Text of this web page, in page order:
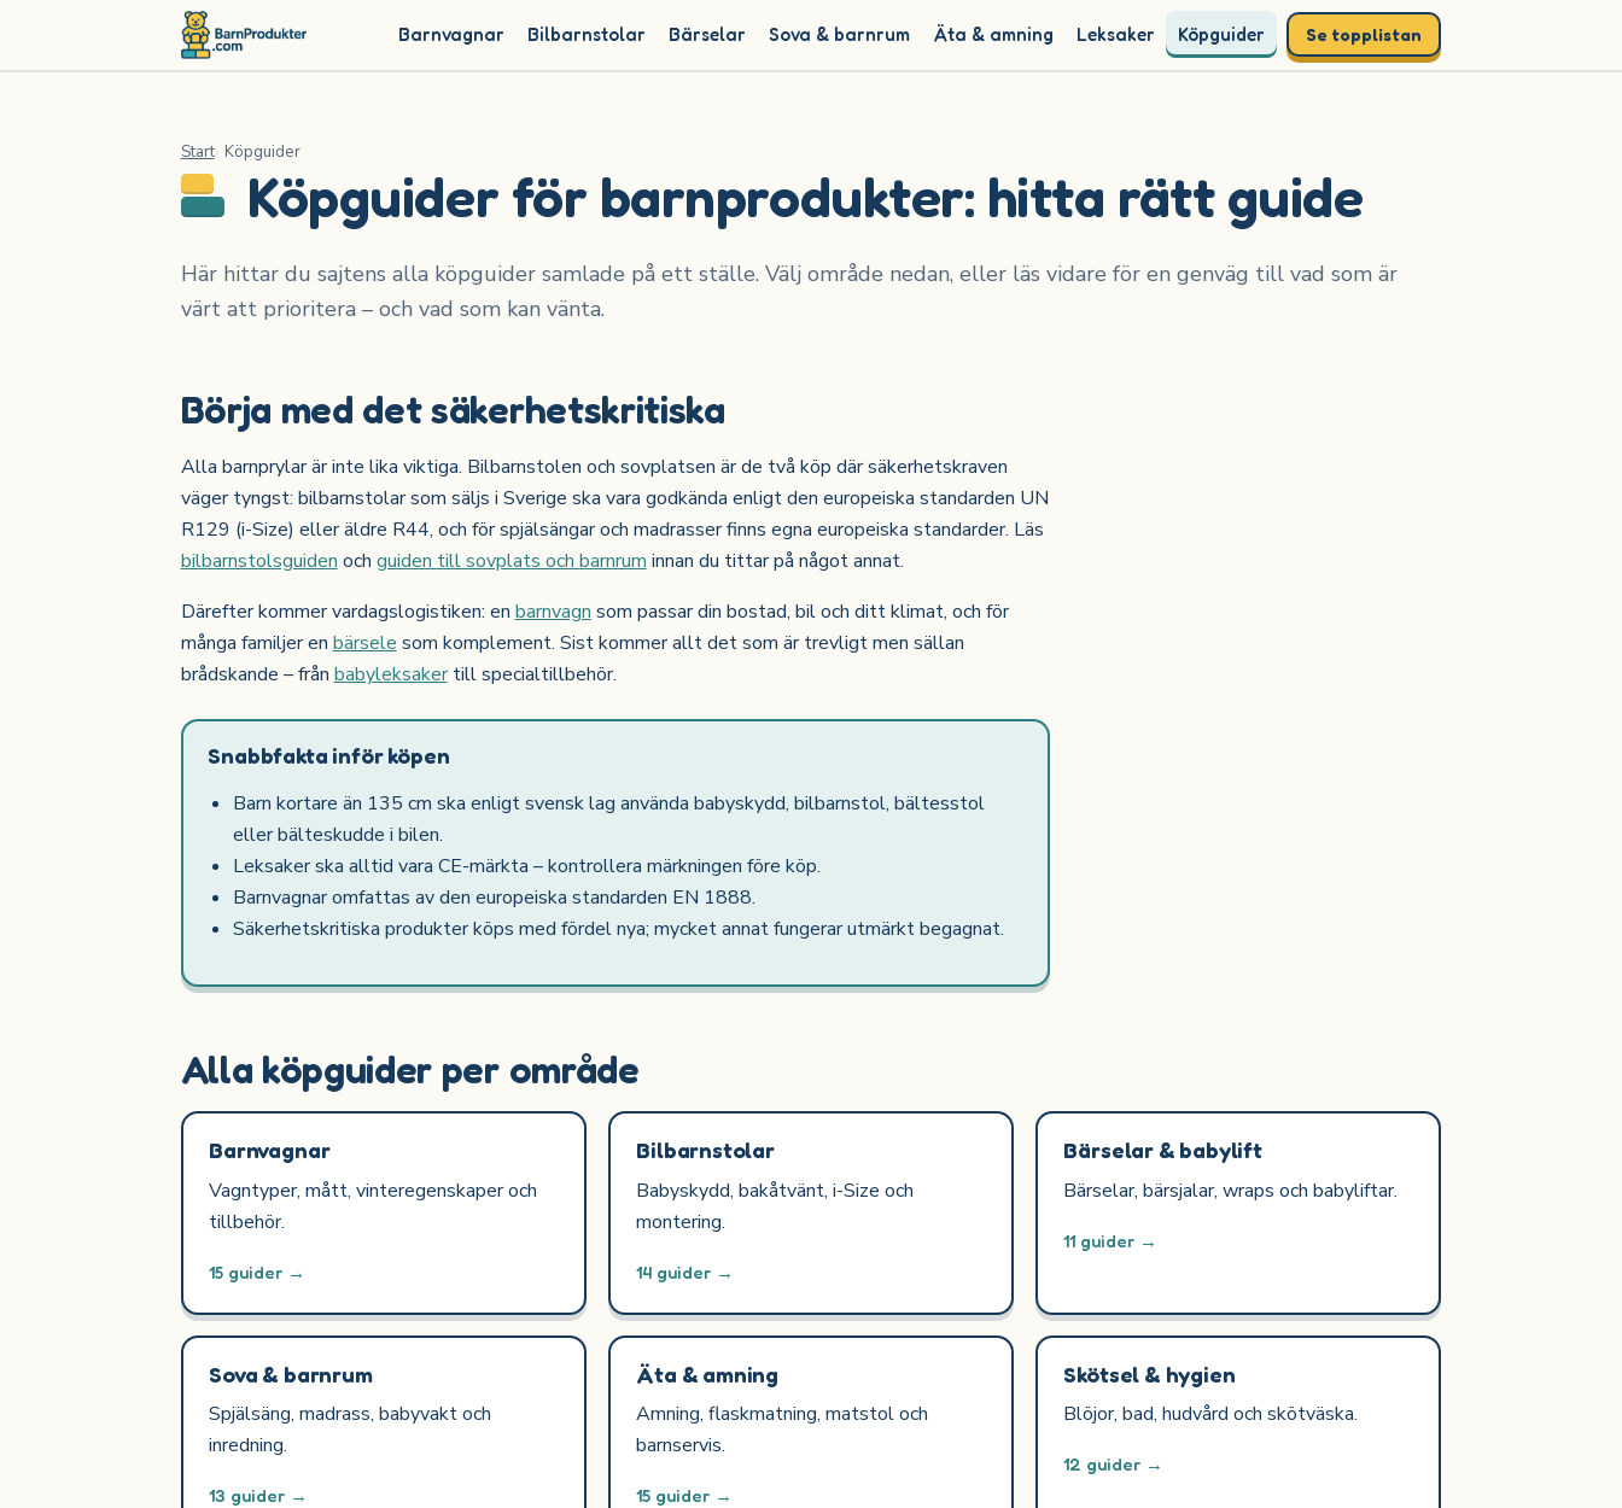
Barnvagnar Bilbarnstolar Bärselar Sova & barnrum Äta & amning Leksaker Köpguider Se topplistan
Start Köpguider
Köpguider för barnprodukter: hitta rätt guide
Här hittar du sajtens alla köpguider samlade på ett ställe. Välj område nedan, eller läs vidare för en genväg till vad som är
värt att prioritera – och vad som kan vänta.
Börja med det säkerhetskritiska
Alla barnprylar är inte lika viktiga. Bilbarnstolen och sovplatsen är de två köp där säkerhetskraven
väger tyngst: bilbarnstolar som säljs i Sverige ska vara godkända enligt den europeiska standarden UN
R129 (i-Size) eller äldre R44, och för spjälsängar och madrasser finns egna europeiska standarder. Läs
bilbarnstolsguiden och guiden till sovplats och barnrum innan du tittar på något annat.
Därefter kommer vardagslogistiken: en barnvagn som passar din bostad, bil och ditt klimat, och för
många familjer en bärsele som komplement. Sist kommer allt det som är trevligt men sällan
brådskande – från babyleksakertill specialtillbehör.
Snabbfakta inför köpen
Barn kortare än 135 cm ska enligt svensk lag använda babyskydd, bilbarnstol, bältesstol
eller bälteskudde i bilen.
Leksaker ska alltid vara CE-märkta – kontrollera märkningen före köp.
Barnvagnar omfattas av den europeiska standarden EN 1888.
Säkerhetskritiska produkter köps med fördel nya; mycket annat fungerar utmärkt begagnat.
Alla köpguider per område
Barnvagnar
Vagntyper, mått, vinteregenskaper och
tillbehör.
15 guider →
Bilbarnstolar
Babyskydd, bakåtvänt, i-Size och
montering.
14 guider →
Bärselar & babylift
Bärselar, bärsjalar, wraps och babyliftar.
11 guider →
Sova & barnrum
Spjälsäng, madrass, babyvakt och
inredning.
13 guider →
Äta & amning
Amning, flaskmatning, matstol och
barnservis.
15 guider →
Skötsel & hygien
Blöjor, bad, hudvård och skötväska.
12 guider →